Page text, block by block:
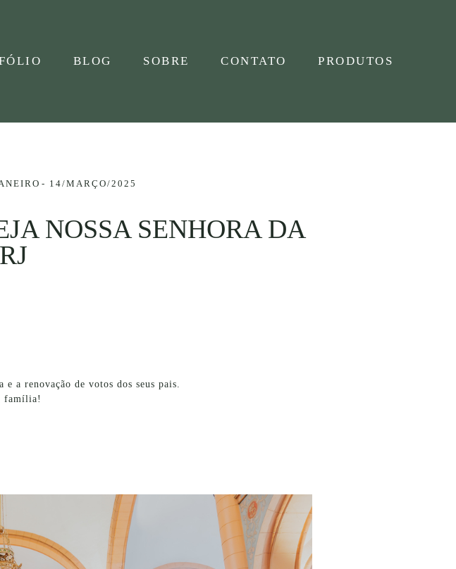
BLOG SOBRE CONTATO PRODUTOS
14/MARÇO/2025
NOSSA SENHORA DA
a renovação de votos dos seus pais.
família!